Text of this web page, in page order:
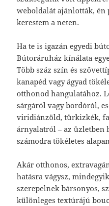
weboldalát ajánlották, én
kerestem a neten.
Ha te is igazán egyedi
Bútoráruház kínálata
Több száz szín és
kanapéd vagy ágyad
otthonod hangulatához.
sárgáról vagy bordóról,
viridiánzöld, türkizkék,
árnyalatról – az üzletben
számodra tökéletes
Akár otthonos,
hatásra vágysz,
szerepelnek bársonyos,
különleges textúrájú